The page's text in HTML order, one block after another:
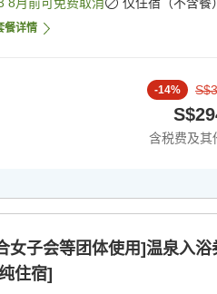
8月前可免费取消 仅住宿（不含餐）
餐详情
-14%
含税费及其
女子会等团体使用]温泉入
住宿]